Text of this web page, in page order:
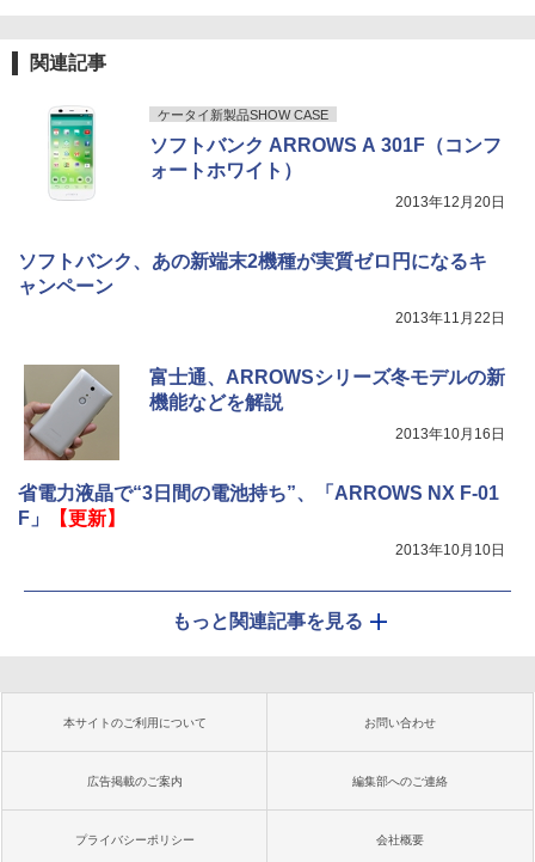
関連記事
ケータイ新製品SHOW CASE
ソフトバンク ARROWS A 301F（コンフ
ォートホワイト）
2013年12月20日
ソフトバンク、あの新端末2機種が実質ゼロ円になるキ
ャンペーン
2013年11月22日
富士通、ARROWSシリーズ冬モデルの新
機能などを解説
2013年10月16日
省電力液晶で“3日間の電池持ち”、「ARROWS NX F-01
F」
【更新】
2013年10月10日
もっと関連記事を見る
本サイトのご利用について お問い合わせ
広告掲載のご案内 編集部へのご連絡
プライバシーポリシー 会社概要